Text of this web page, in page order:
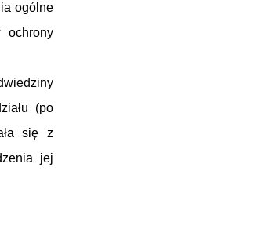
ogólne
ochrony
(po
się z
jej